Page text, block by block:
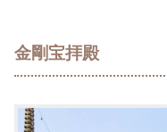
金剛宝拝殿